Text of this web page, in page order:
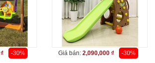
-30% Giá bán: 2,090,000 ₫ -30%